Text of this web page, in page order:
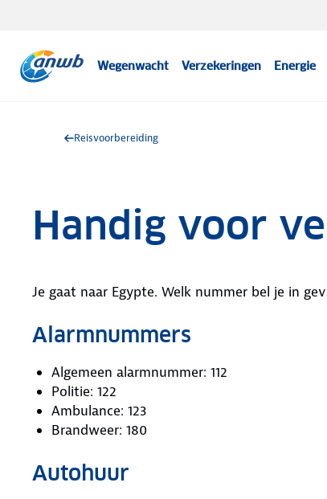
Wegenwacht Verzekeringen Energie
Reisvoorbereiding
Handig voor
Je gaat naar Egypte. Welk nummer bel je in
Alarmnummers
Algemeen alarmnummer: 112
Politie: 122
Ambulance: 123
Brandweer: 180
Autohuur